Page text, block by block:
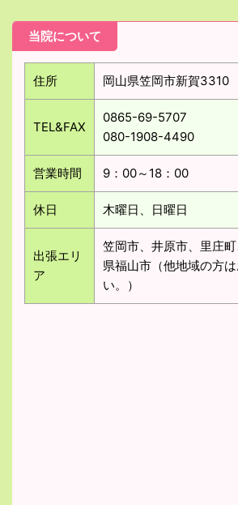
当院について
住所 岡山県笠岡市新賀3310
TEL&FAX
0865-69-5707
080-1908-4490
営業時間 9：00～18：00
休日 木曜日、日曜日
出張エリ
ア
笠岡市、井原市、里庄
県福山市（他地域の方
い。）